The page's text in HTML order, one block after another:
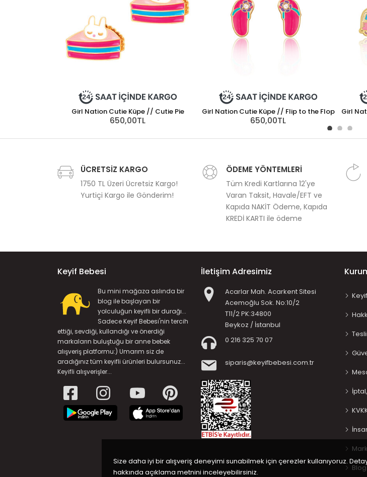
Girl Nation Cutie Küpe // Cutie Pie
650,00TL
Girl Nation Cutie Küpe // Flip to the Flop
650,00TL
Girl
ÜCRETSİZ KARGO
1750 TL Üzeri Ücretsiz Kargo!
Yurtiçi Kargo ile Gönderim!
ÖDEME YÖNTEMLERİ
Tüm Kredi Kartlarına 12'ye
Varan Taksit, Havale/EFT ve
Kapıda NAKİT Ödeme, Kapıda
KREDİ KARTI ile ödeme
Keyif Bebesi
Bu mini mağaza aslında bir
blog ile başlayan bir
yolculuğun keyifli bir durağı...
Sadece Keyif Bebesi'nin tercih
ettiği, sevdiği, kullandığı ve önerdiği
markaların buluştuğu bir anne bebek
alışveriş platformu:) Umarım siz de
aradığınız tüm keyifli ürünleri bulursunuz...
Keyifli alışverişler...
İletişim Adresimiz
Acarlar Mah. Acarkent Sitesi
Acemoğlu Sok. No:10/2
T11/2 PK:34800
Beykoz / İstanbul
0 216 325 70 07
siparis@keyifbebesi.com.tr
Blog
Size daha iyi bir alışveriş deneyimi sunabilmek için çerezler kullanıyoruz.
hakkında açıklama metnini inceleyebilirsiniz.